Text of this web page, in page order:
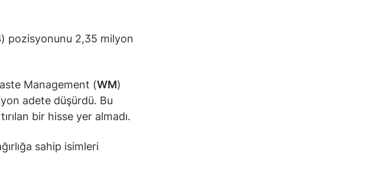
) pozisyonunu 2,35 milyon
Management (WM)
adete düşürdü. Bu
bir hisse yer almadı.
sahip isimleri